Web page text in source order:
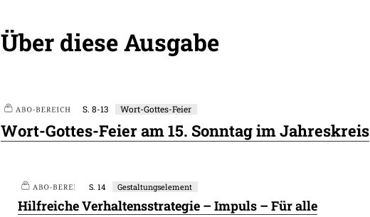
Über diese Ausgabe
Plus
S. 8-13 Wort-Gottes-Feier
Wort-Gottes-Feier am 15. Sonntag im Jahreskreis
S. 14 Gestaltungselement
Hilfreiche Verhaltensstrategie – Impuls – Für alle